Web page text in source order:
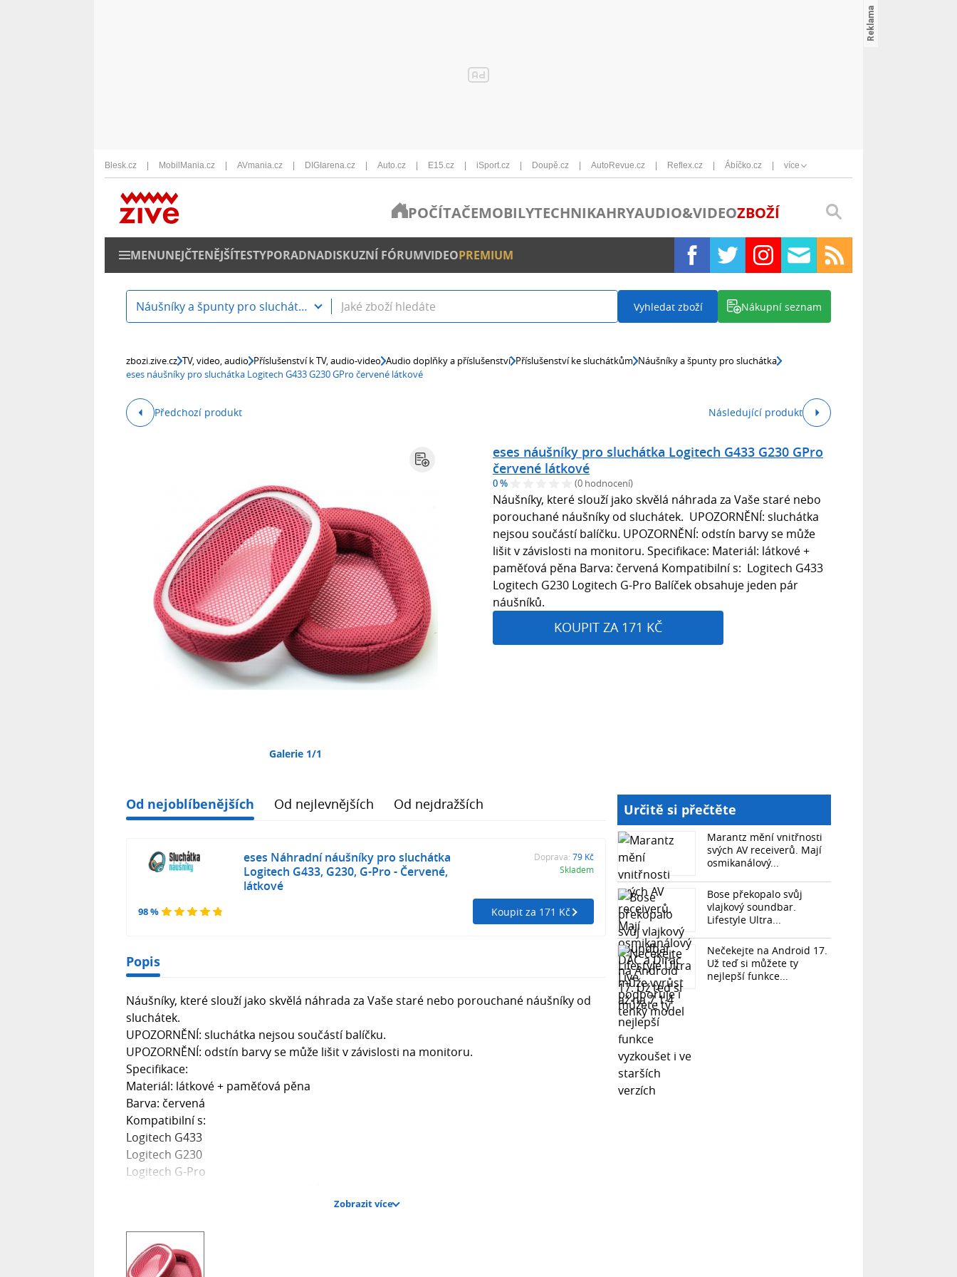
Blesk.cz MobilMania.cz AVmania.cz DIGIarena.cz Auto.cz E15.cz iSport.cz Doupě.cz AutoRevue.cz Reflex.cz Ábíčko.cz více
POČÍTAČEMOBILYTECHNIKAHRYAUDIO&VIDEOZBOŽÍ
MENUNEJČTENĚJŠÍTESTYPORADNADISKUZNÍ FÓRUMVIDEOPREMIUM
Náušníky a špunty pro sluchátka Vyhledat zboží Nákupní seznam
zbozi.zive.cz TV, video, audio Příslušenství k TV, audio-video Audio doplňky a příslušenství Příslušenství ke sluchátkům Náušníky a špunty pro sluchátka
eses náušníky pro sluchátka Logitech G433 G230 GPro červené látkové
Předchozí produkt Následující produkt
Galerie 1/1
eses náušníky pro sluchátka Logitech G433 G230 GPro
červené látkové
0 % (0 hodnocení)
Náušníky, které slouží jako skvělá náhrada za Vaše staré nebo
porouchané náušníky od sluchátek. UPOZORNĚNÍ: sluchátka
nejsou součástí balíčku. UPOZORNĚNÍ: odstín barvy se může
lišit v závislosti na monitoru. Specifikace: Materiál: látkové +
paměťová pěna Barva: červená Kompatibilní s: Logitech G433
Logitech G230 Logitech G-Pro Balíček obsahuje jeden pár
náušníků.
KOUPIT ZA 171 KČ
Od nejoblíbenějších Od nejlevnějších Od nejdražších
98 %
eses Náhradní náušníky pro sluchátka
Logitech G433, G230, G-Pro - Červené,
látkové
Doprava: 79 Kč
Skladem
Koupit za 171 Kč
Popis
Náušníky, které slouží jako skvělá náhrada za Vaše staré nebo porouchané náušníky od
sluchátek.
UPOZORNĚNÍ: sluchátka nejsou součástí balíčku.
UPOZORNĚNÍ: odstín barvy se může lišit v závislosti na monitoru.
Specifikace:
Materiál: látkové + paměťová pěna
Barva: červená
Kompatibilní s:
Logitech G433
Logitech G230
Logitech G-Pro
Zobrazit více
Určitě si přečtěte
Marantz mění vnitřnosti
svých AV receiverů. Mají
osmikanálový...
Bose překopalo svůj
vlajkový soundbar.
Lifestyle Ultra...
Nečekejte na Android 17.
Už teď si můžete ty
nejlepší funkce...